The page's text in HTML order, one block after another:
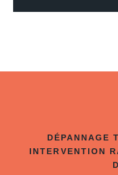
DÉPANNAGE
INTERVENTION